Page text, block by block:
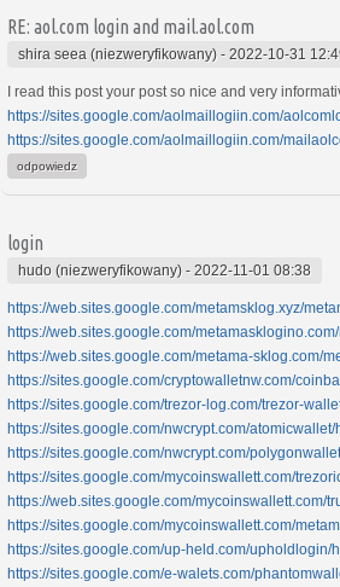
RE: aol.com login and mail.aol.com
shira seea (niezweryfikowany) - 2022-10-31
I read this post your post so nice and very
https://sites.google.com/aolmaillogiin.com/
https://sites.google.com/aolmaillogiin.com/
odpowiedz
login
hudo (niezweryfikowany) - 2022-11-01 08:38
https://web.sites.google.com/metamsklog.xyz/
https://web.sites.google.com/
https://web.sites.google.com/metama-sklog.com/
https://sites.google.com/cryptowalletnw.com/
https://sites.google.com/trezor-log.com/trezor-
https://sites.google.com/nwcrypt.com/atomicwallet/
https://sites.google.com/nwcrypt.com/
https://sites.google.com/mycoinswallett.com/
https://web.sites.google.com/mycoinswallett.com/
https://sites.google.com/mycoinswallett.com/
https://sites.google.com/up-held.com/upholdlogin/
https://sites.google.com/e-walets.com/